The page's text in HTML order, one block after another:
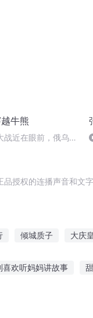
牛熊
战近在眼前，俄乌冲
授权的连播声音和文
倾城质子 大庆
喜欢听妈妈讲故事